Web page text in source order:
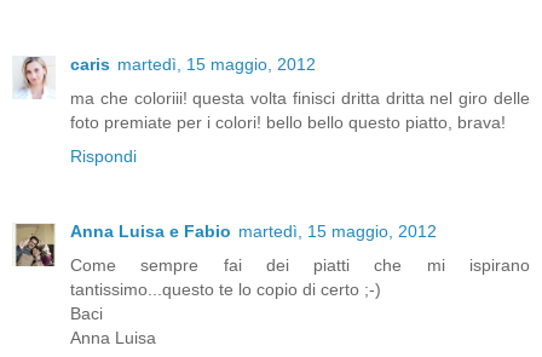
caris martedì, 15 maggio, 2012
ma che coloriii! questa volta finisci dritta dritta nel giro delle
foto premiate per i colori! bello bello questo piatto, brava!
Rispondi
Anna Luisa e Fabio martedì, 15 maggio, 2012
Come sempre fai dei piatti che mi ispirano
tantissimo...questo te lo copio di certo ;-)
Baci
Anna Luisa